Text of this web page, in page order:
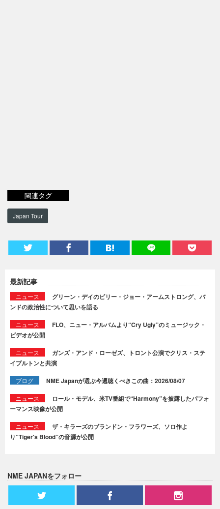
関連タグ
Japan Tour
最新記事
ニュース
グリーン・デイのビリー・ジョー・アームストロング、バ
ンドの政治性について思いを語る
ニュース
FLO、ニュー・アルバムより“Cry Ugly”のミュージック・
ビデオが公開
ニュース
ガンズ・アンド・ローゼズ、トロント公演でクリス・ステ
イプルトンと共演
ブログ NME Japanが選ぶ今週聴くべきこの曲：2026/08/07
ニュース
ロール・モデル、米TV番組で“Harmony”を披露したパフォ
ーマンス映像が公開
ニュース
ザ・キラーズのブランドン・フラワーズ、ソロ作よ
り“Tiger's Blood”の音源が公開
NME JAPANをフォロー